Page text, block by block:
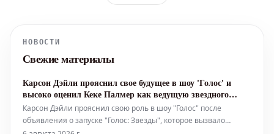
НОВОСТИ
Свежие материалы
Карсон Дэйли прояснил свое будущее в шоу 'Голос' и
высоко оценил Кеке Палмер как ведущую звездного
спин-оффа
Карсон Дэйли прояснил свою роль в шоу "Голос" после
объявления о запуске "Голос: Звезды", которое вызвало